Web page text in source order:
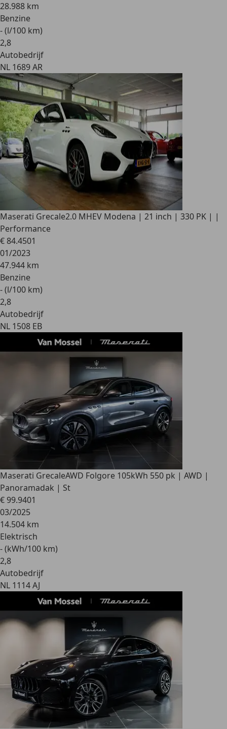
28.988 km
Benzine
- (l/100 km)
2,8
Autobedrijf
NL 1689 AR
Maserati Grecale2.0 MHEV Modena | 21 inch | 330 PK | |
Performance
€ 84.4501
01/2023
47.944 km
Benzine
- (l/100 km)
2,8
Autobedrijf
NL 1508 EB
Maserati GrecaleAWD Folgore 105kWh 550 pk | AWD |
Panoramadak | St
€ 99.9401
03/2025
14.504 km
Elektrisch
- (kWh/100 km)
2,8
Autobedrijf
NL 1114 AJ